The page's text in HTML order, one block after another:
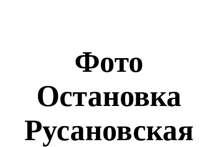
Фото
Остановка
Русановская